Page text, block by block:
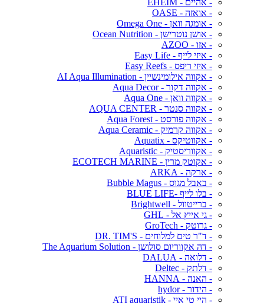
- אהיים - EHEIM
- אואזה - OASE
- אומגה וואן - Omega One
- אושן נוטרישן - Ocean Nutrition
- אזו - AZOO
- איזי לייף - Easy Life
- איזי ריפס - Easy Reefs
- אקווה אילומינשיין - AI Aqua Illumination
- אקווה דקור - Aqua Decor
- אקווה וואן - Aqua One
- אקווה סנטר - AQUA CENTER
- אקווה פורסט - Aqua Forest
- אקווה קרמיק - Aqua Ceramic
- אקווטיקס - Aquatix
- אקווריסטיק - Aquaristic
- אקוטק מרין - ECOTECH MARINE
- ארקה - ARKA
- באבל מגוס - Bubble Magus
- בלו לייף -BLUE LIFE
- ברייטוול - Brightwell
- גי אייץ אל - GHL
- גרוטק - GroTech
- ד"ר טים למלוחים - DR. TIM'S
- דה אקווריום סולושן - The Aquarium Solution
- דלואה - DALUA
- דלתק - Deltec
- האנה - HANNA
- הידור - hydor
- היי טי איי - ATI aquaristik